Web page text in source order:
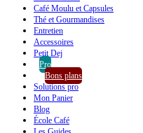
Café Moulu et Capsules
Thé et Gourmandises
Entretien
Accessoires
Petit Dej
Pro
Bons plans
Solutions pro
Mon Panier
Blog
École Café